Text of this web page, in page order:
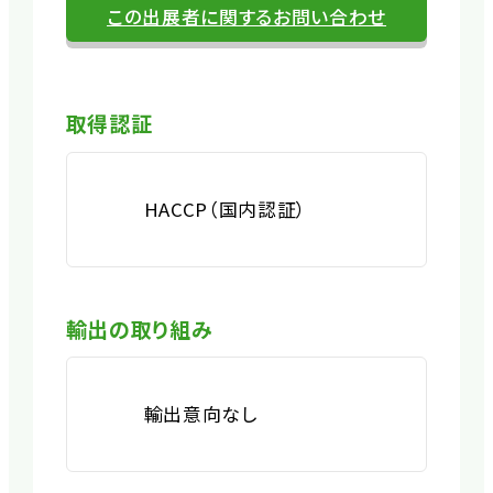
この出展者に関するお問い合わせ
取得認証
HACCP（国内認証）
輸出の取り組み
輸出意向なし